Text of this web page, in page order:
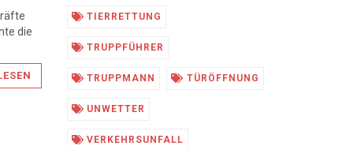
die
TIERRETTUNG
TRUPPFÜHRER
TRUPPMANN TÜRÖFFNUNG
UNWETTER
VERKEHRSUNFALL